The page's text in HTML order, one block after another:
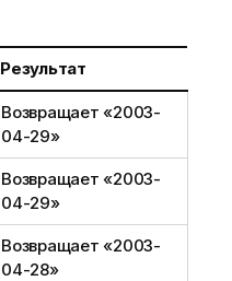
Результат
Возвращает «2003-
04-29»
Возвращает «2003-
04-29»
Возвращает «2003-
04-28»